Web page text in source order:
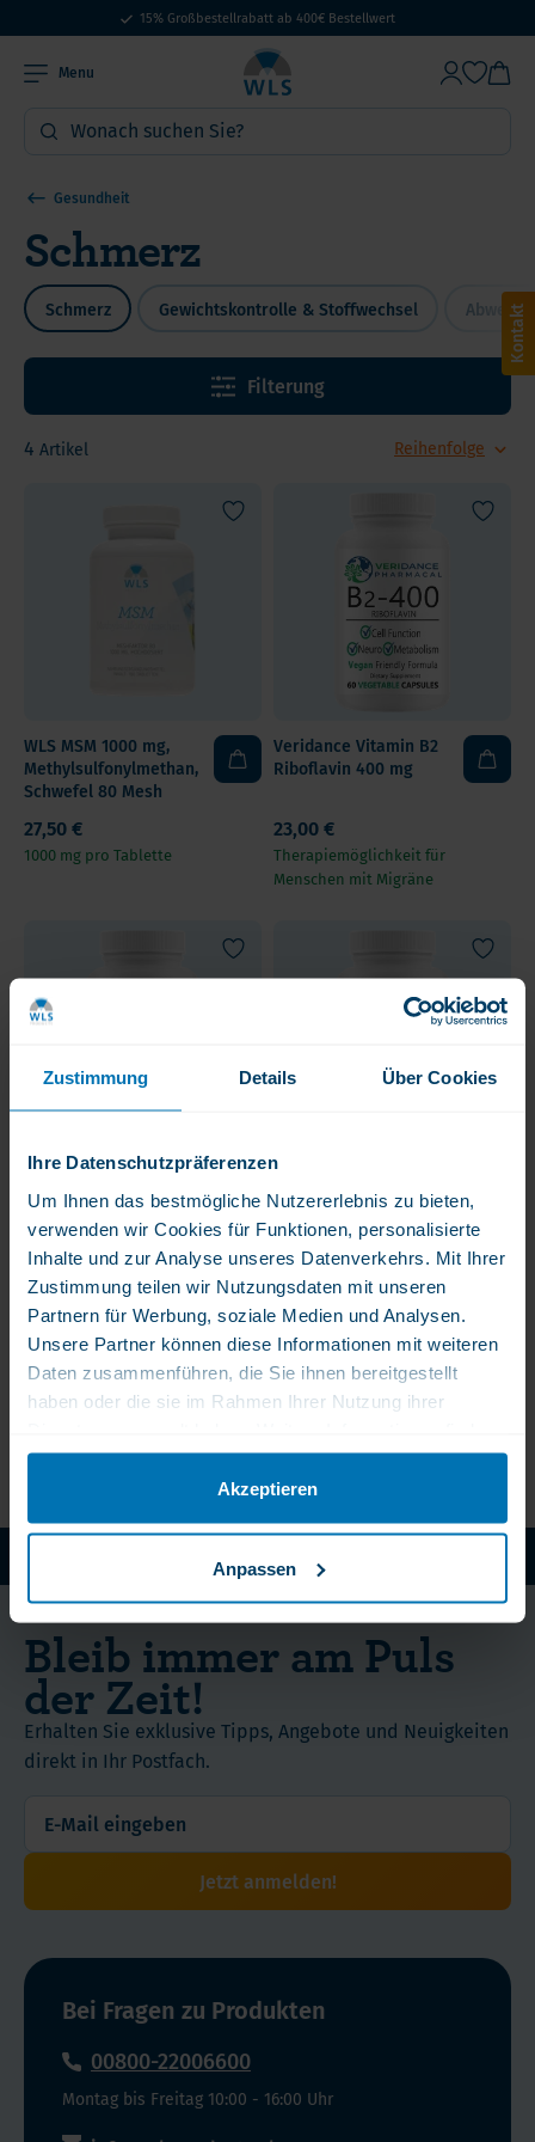
Zustimmung Details Über Cookies
Ihre Datenschutzpräferenzen
Um Ihnen das bestmögliche Nutzererlebnis zu bieten,
verwenden wir Cookies für Funktionen, personalisierte
Inhalte und zur Analyse unseres Datenverkehrs. Mit Ihrer
Zustimmung teilen wir Nutzungsdaten mit unseren
Partnern für Werbung, soziale Medien und Analysen.
Unsere Partner können diese Informationen mit weiteren
Daten zusammenführen, die Sie ihnen bereitgestellt
haben oder die sie im Rahmen Ihrer Nutzung ihrer
Sie in unserer Datenschutzerklärung.
Akzeptieren
Anpassen
15% Großbestellrabatt ab 400€ Bestellwert
Menu
Gesundheit
Schmerz
4 Artikel
WLS MSM 1000 mg,
Methylsulfonylmethan,
Schwefel 80 Mesh
27,50 €
1000 mg pro Tablette
Veridance Vitamin B2
Riboflavin 400 mg
23,00 €
Therapiemöglichkeit für
Menschen mit Migräne
C3-Komplex 450 mg
43,50 €
Schutz vor Stress,
Entzündungen und
vieles mehr!
Glucosamine Kapseln
35,00 €
Unterstützt die
Regeneration von
Knorpelgewebe
Gewichtskontrolle & Stoffwechsel
Schmerz
Filterung
WLS Pure: Ohne chemische Zusatze
Bleib immer am Puls
der Zeit!
Erhalten Sie exklusive Tipps, Angebote und Neuigkeiten
direkt in Ihr Postfach.
Jetzt anmelden!
Bei Fragen zu Produkten
00800-22006600
Montag bis Freitag 10:00 - 16:00 Uhr
Kontakt